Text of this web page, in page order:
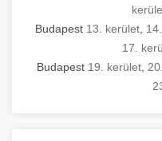
Budapest 13. kerület
17.
Budapest 19. kerület